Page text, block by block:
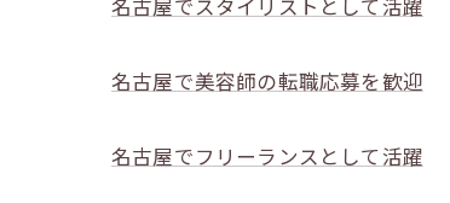
名古屋でスタイリストとして活躍
名古屋で美容師の転職応募を歓迎
名古屋でフリーランスとして活躍